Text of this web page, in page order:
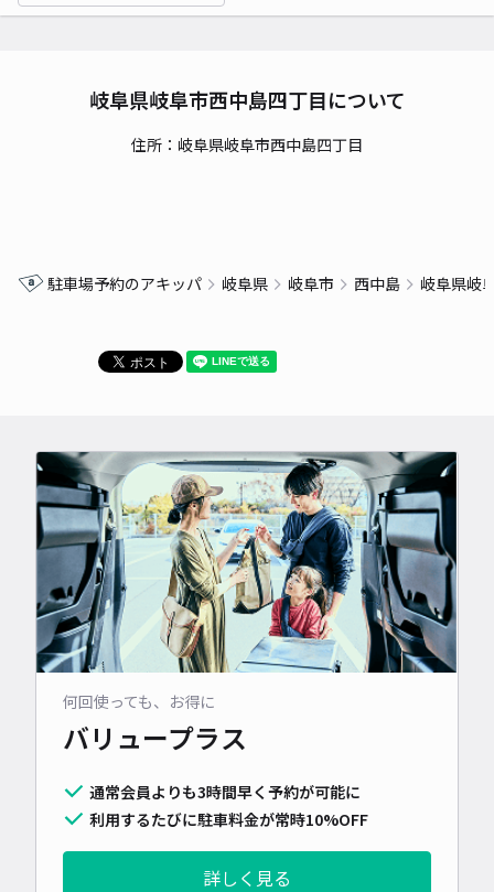
岐阜県岐阜市西中島四丁目について
住所：岐阜県岐阜市西中島四丁目
駐車場予約のアキッパ 岐阜県 岐阜市 西中島 岐阜県岐
何回使っても、お得に
バリュープラス
通常会員よりも3時間早く予約が可能に
利用するたびに駐車料金が常時10%OFF
詳しく見る